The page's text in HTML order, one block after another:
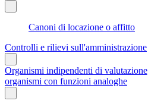
Canoni di locazione o affitto
Controlli e rilievi sull'amministrazione
Organismi indipendenti di
organismi con funzioni analoghe